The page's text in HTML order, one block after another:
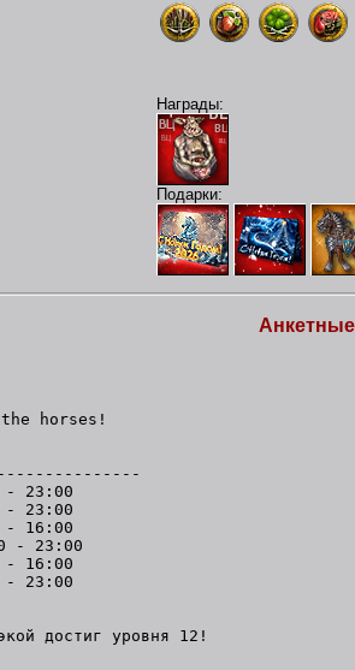
Награды:
Подарки:
horses!
23:00
23:00
16:00
20:00 -
12:00 -
20:00 -
Дэкой достиг уровня 12!